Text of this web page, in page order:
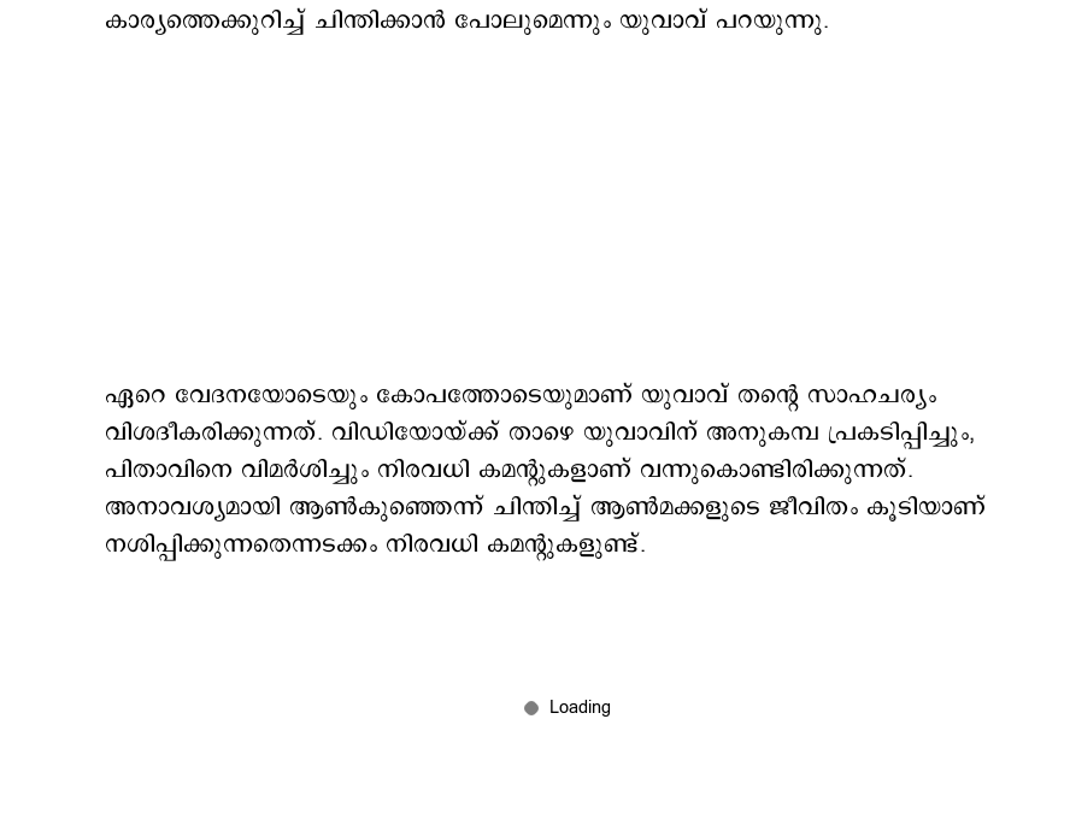
കാര്യത്തെക്കുറിച്ച് ചിന്തിക്കാന്‍ പോലുമെന്നും യുവാവ് പറയുന്നു.
ഏറെ വേദനയോടെയും കോപത്തോടെയുമാണ് യുവാവ് തന്‍റെ സാഹചര്യം
വിശദീകരിക്കുന്നത്. വിഡിയോയ്ക്ക് താഴെ യുവാവിന് അനുകമ്പ പ്രകടിപ്പിച്ചും,
പിതാവിനെ വിമര്‍ശിച്ചും നിരവധി കമന്‍റുകളാണ് വന്നുകൊണ്ടിരിക്കുന്നത്.
അനാവശ്യമായി ആണ്‍കുഞ്ഞെന്ന് ചിന്തിച്ച് ആണ്‍മക്കളുടെ ജീവിതം കൂടിയാണ്
നശിപ്പിക്കുന്നതെന്നടക്കം നിരവധി കമന്‍റുകളുണ്ട്.